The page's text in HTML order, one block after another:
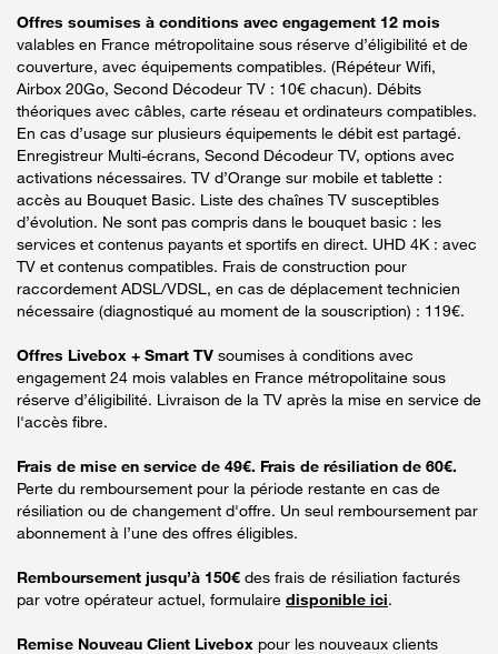
Offres soumises à conditions avec engagement 12 mois
valables en France métropolitaine sous réserve d’éligibilité et de
couverture, avec équipements compatibles. (Répéteur Wifi,
Airbox 20Go, Second Décodeur TV : 10€ chacun). Débits
théoriques avec câbles, carte réseau et ordinateurs compatibles.
En cas d’usage sur plusieurs équipements le débit est partagé.
Enregistreur Multi-écrans, Second Décodeur TV, options avec
activations nécessaires. TV d’Orange sur mobile et tablette :
accès au Bouquet Basic. Liste des chaînes TV susceptibles
d’évolution. Ne sont pas compris dans le bouquet basic : les
services et contenus payants et sportifs en direct. UHD 4K : avec
TV et contenus compatibles. Frais de construction pour
raccordement ADSL/VDSL, en cas de déplacement technicien
nécessaire (diagnostiqué au moment de la souscription) : 119€.
Offres Livebox + Smart TV soumises à conditions avec
engagement 24 mois valables en France métropolitaine sous
réserve d’éligibilité. Livraison de la TV après la mise en service de
l'accès fibre.
Frais de mise en service de 49€. Frais de résiliation de 60€.
Perte du remboursement pour la période restante en cas de
résiliation ou de changement d'offre. Un seul remboursement par
abonnement à l’une des offres éligibles.
Remboursement jusqu’à 150€ des frais de résiliation facturés
par votre opérateur actuel, formulaire disponible ici.
Remise Nouveau Client Livebox pour les nouveaux clients